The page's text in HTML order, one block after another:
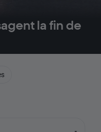
la fin de